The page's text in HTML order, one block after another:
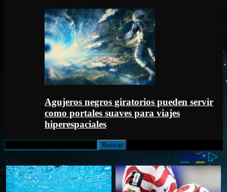
Agujeros negros giratorios pueden servir
como portales suaves para viajes
hiperespaciales